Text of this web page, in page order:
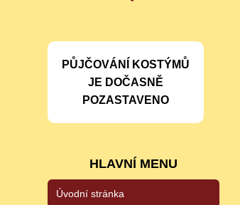
PŮJČOVÁNÍ KOSTÝMŮ
JE DOČASNĚ
POZASTAVENO
HLAVNÍ MENU
Úvodní stránka